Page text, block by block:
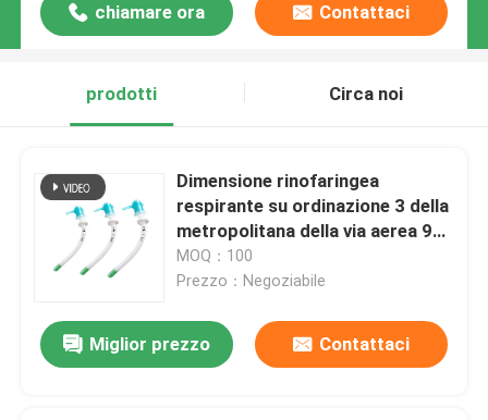
chiamare ora Contattaci
prodotti Circa noi
Dimensione rinofaringea
respirante su ordinazione 3 della
metropolitana della via aerea 9
10
MOQ：100
Prezzo：Negoziabile
Miglior prezzo Contattaci